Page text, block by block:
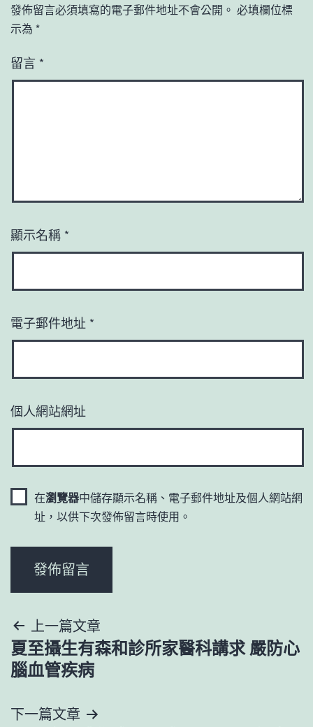
發佈留言必須填寫的電子郵件地址不會公開。 必填欄位標
示為 *
留言 *
顯示名稱 *
電子郵件地址 *
個人網站網址
在瀏覽器中儲存顯示名稱、電子郵件地址及個人網站網
址，以供下次發佈留言時使用。
文
章
上一篇文章
夏至攝生有森和診所家醫科講求 嚴防心
腦血管疾病
下一篇文章